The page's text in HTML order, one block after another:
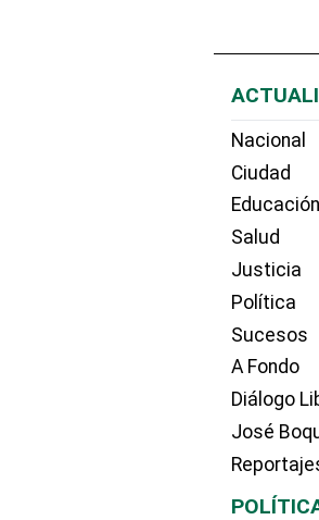
Nacional
Ciudad
Educación
Salud
Justicia
Política
Sucesos
A Fondo
Diálogo
José